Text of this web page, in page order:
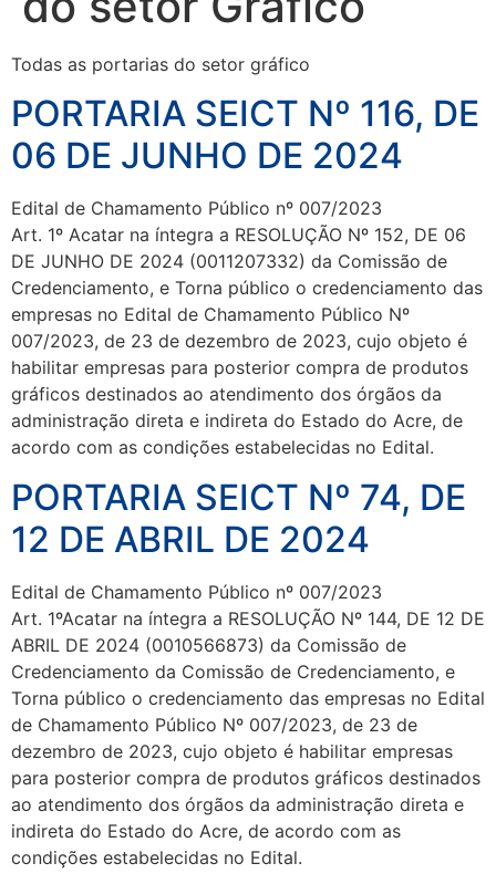
Todas as portarias do setor gráfico
PORTARIA SEICT Nº 116, DE
06 DE JUNHO DE 2024
Edital de Chamamento Público nº 007/2023
Art. 1º Acatar na íntegra a RESOLUÇÃO Nº 152, DE 06
DE JUNHO DE 2024 (0011207332) da Comissão de
Credenciamento, e Torna público o credenciamento das
empresas no Edital de Chamamento Público Nº
007/2023, de 23 de dezembro de 2023, cujo objeto é
habilitar empresas para posterior compra de produtos
gráficos destinados ao atendimento dos órgãos da
administração direta e indireta do Estado do Acre, de
acordo com as condições estabelecidas no Edital.
PORTARIA SEICT Nº 74, DE
12 DE ABRIL DE 2024
Edital de Chamamento Público nº 007/2023
Art. 1ºAcatar na íntegra a RESOLUÇÃO Nº 144, DE 12 DE
ABRIL DE 2024 (0010566873) da Comissão de
Credenciamento da Comissão de Credenciamento, e
Torna público o credenciamento das empresas no Edital
de Chamamento Público Nº 007/2023, de 23 de
dezembro de 2023, cujo objeto é habilitar empresas
para posterior compra de produtos gráficos destinados
ao atendimento dos órgãos da administração direta e
indireta do Estado do Acre, de acordo com as
condições estabelecidas no Edital.